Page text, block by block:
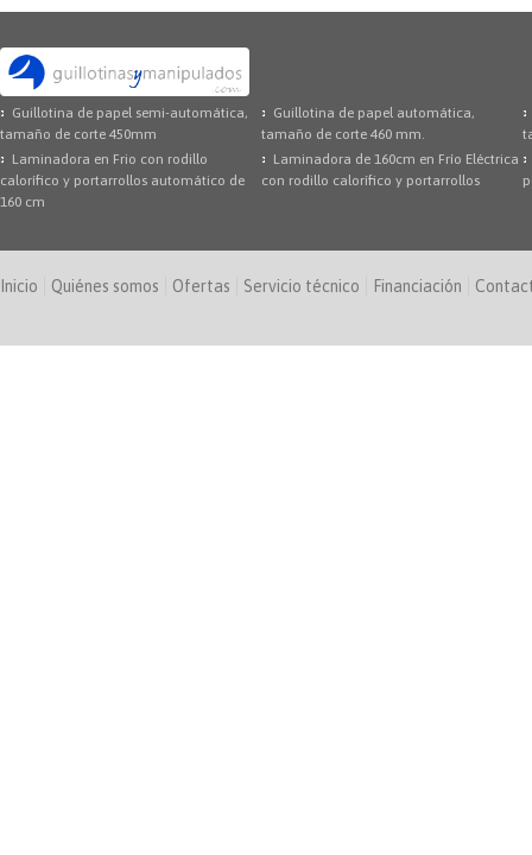
Guillotina de papel semi-automática,
tamaño de corte 450mm
Guillotina de papel automática,
tamaño de corte 460 mm.
Laminadora en Frio con rodillo
calorífico y portarrollos automático de
160 cm
Laminadora de 160cm en Frío Eléctrica
con rodillo calorífico y portarrollos
Inicio Quiénes somos Ofertas Servicio técnico Financiación